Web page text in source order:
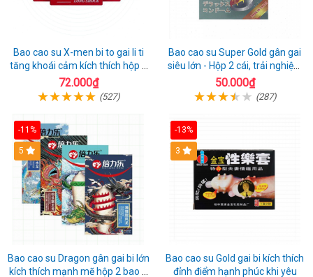
Bao cao su X-men bi to gai li ti
tăng khoái cảm kích thích hộp 1
cái
72.000₫
(527)
Bao cao su Super Gold gân gai
siêu lớn - Hộp 2 cái, trải nghiệm
mới lạ
50.000₫
(287)
-11%
Hot
5
Bao cao su Dragon gân gai bi lớn
kích thích mạnh mẽ hộp 2 bao +
-13%
3
Bao cao su Gold gai bi kích thích
đỉnh điểm hạnh phúc khi yêu